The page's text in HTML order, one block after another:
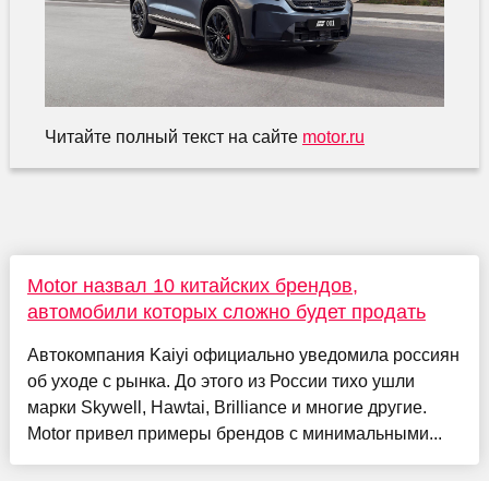
Читайте полный текст на сайте motor.ru
Motor назвал 10 китайских брендов,
автомобили которых сложно будет продать
Автокомпания Kaiyi официально уведомила россиян
об уходе с рынка. До этого из России тихо ушли
марки Skywell, Hawtai, Brilliance и многие другие.
Motor привел примеры брендов с минимальными...